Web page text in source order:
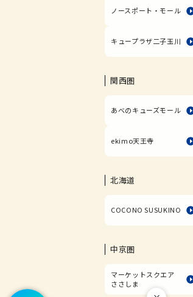
ノースポート・モール
キュープラザ二子玉川
関西圏
あべのキューズモール
ekimo天王寺
北海道
COCONO SUSUKINO
中京圏
マーケットスクエア
ささしま